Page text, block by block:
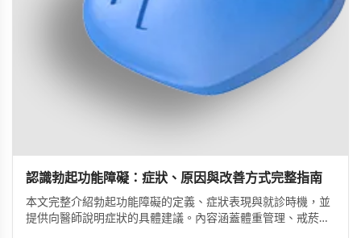
認識勃起功能障礙：症狀、原因與改善方式完整指南
本文完整介紹勃起功能障礙的定義、症狀表現與就診時機，並
提供向醫師說明症狀的具體建議。內容涵蓋體重管理、戒菸限